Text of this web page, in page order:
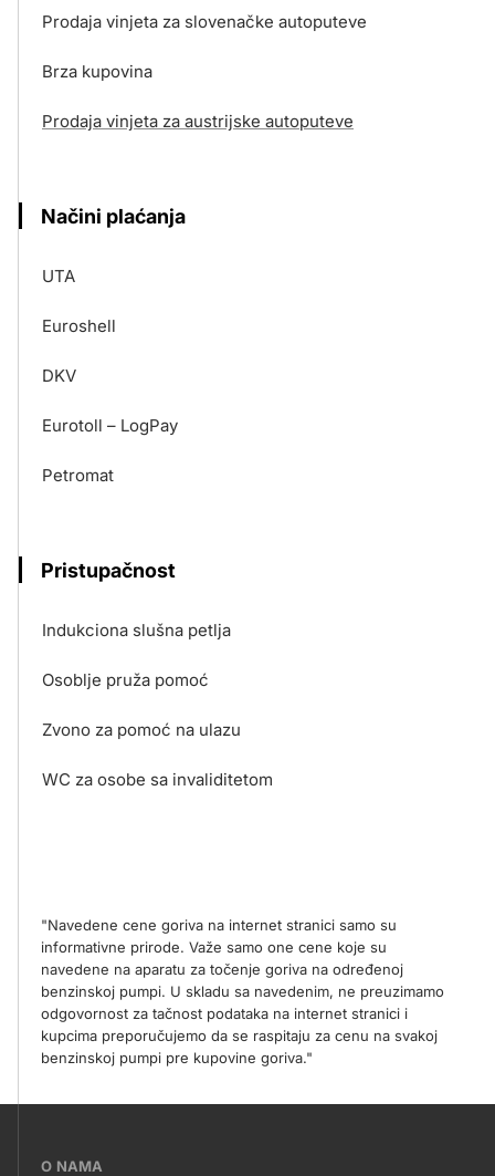
Prodaja vinjeta za slovenačke autoputeve
Brza kupovina
Prodaja vinjeta za austrijske autoputeve
Načini plaćanja
UTA
Euroshell
DKV
Eurotoll – LogPay
Petromat
Pristupačnost
Indukciona slušna petlja
Osoblje pruža pomoć
Zvono za pomoć na ulazu
WC za osobe sa invaliditetom
"Navedene cene goriva na internet stranici samo su
informativne prirode. Važe samo one cene koje su
navedene na aparatu za točenje goriva na određenoj
benzinskoj pumpi. U skladu sa navedenim, ne preuzimamo
odgovornost za tačnost podataka na internet stranici i
kupcima preporučujemo da se raspitaju za cenu na svakoj
benzinskoj pumpi pre kupovine goriva."
???O NAMA